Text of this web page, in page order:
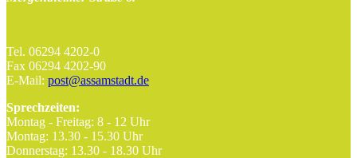
Tel. 06294 4202-0
Fax 06294 4202-90
E-Mail: post@assamstadt.de
Sprechzeiten:
Montag - Freitag: 8 - 12 Uhr
Montag: 13.30 - 15.30 Uhr
Donnerstag: 13.30 - 18.30 Uhr